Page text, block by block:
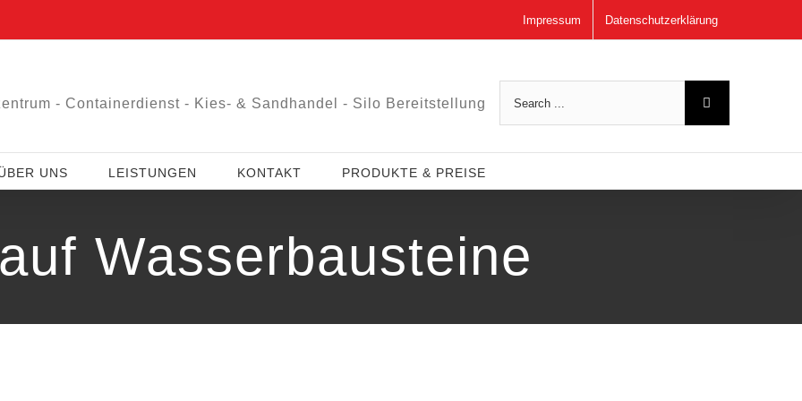
Impressum Datenschutzerklärung
for:
- Containerdienst - Kies- & Sandhandel - Silo Bereitstellung
UNS LEISTUNGEN KONTAKT PRODUKTE & PREISE
Wasserbausteine